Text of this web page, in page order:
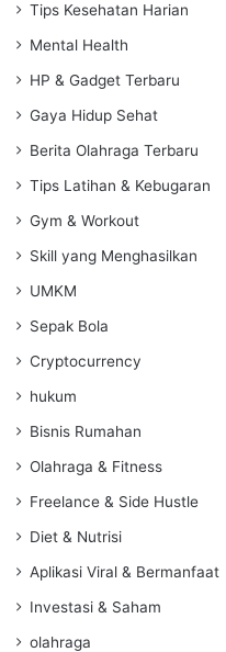
Tips Kesehatan Harian
Mental Health
HP & Gadget Terbaru
Gaya Hidup Sehat
Berita Olahraga Terbaru
Tips Latihan & Kebugaran
Gym & Workout
Skill yang Menghasilkan
UMKM
Sepak Bola
Cryptocurrency
hukum
Bisnis Rumahan
Olahraga & Fitness
Freelance & Side Hustle
Diet & Nutrisi
Aplikasi Viral & Bermanfaat
Investasi & Saham
olahraga